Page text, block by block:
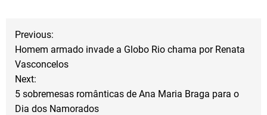
o
k
r
NPrevious:
Homem armado invade a Globo Rio chama por Renata
Vasconcelos
Next:
5 sobremesas românticas de Ana Maria Braga para o
Dia dos Namorados